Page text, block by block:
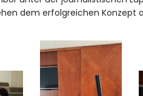
dem erfolgreichen Konzept